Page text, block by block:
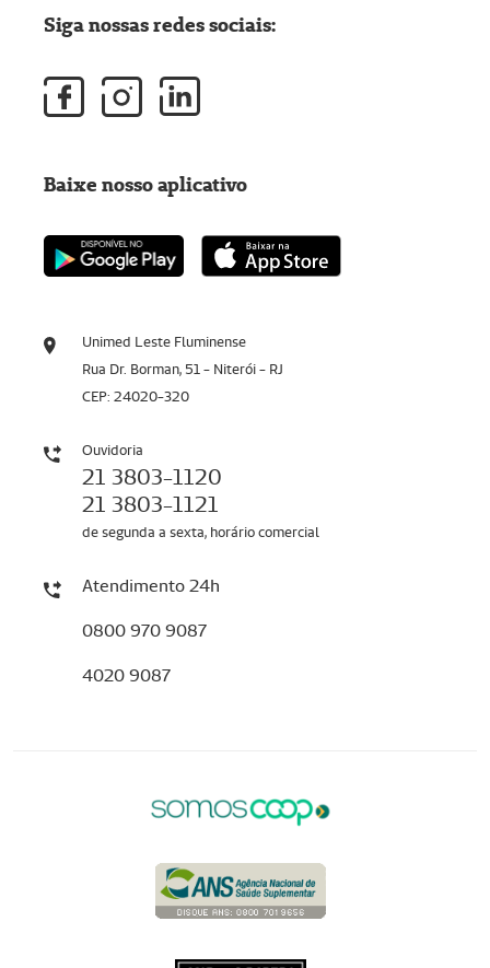
Unimed Leste Fluminense
Rua Dr. Borman, 51 - Niterói - RJ
CEP: 24020-320
Ouvidoria
21 3803-1120
21 3803-1121
de segunda a sexta, horário comercial
Atendimento 24h
0800 970 9087
4020 9087
Siga nossas redes sociais:
Baixe nosso aplicativo